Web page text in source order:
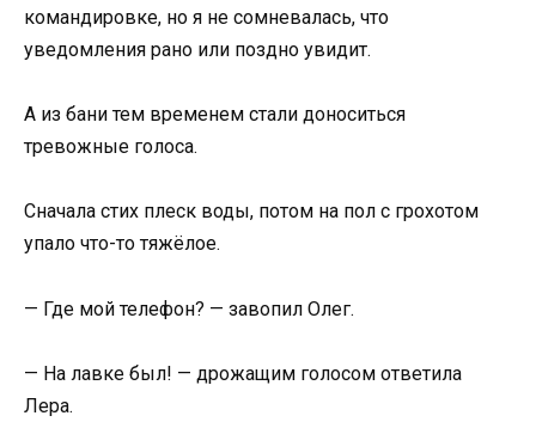
командировке, но я не сомневалась, что
уведомления рано или поздно увидит.
А из бани тем временем стали доноситься
тревожные голоса.
Сначала стих плеск воды, потом на пол с грохотом
упало что-то тяжёлое.
— Где мой телефон? — завопил Олег.
— На лавке был! — дрожащим голосом ответила
Лера.